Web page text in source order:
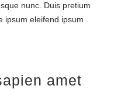
nunc. Duis pretium
ipsum eleifend ipsum
amet